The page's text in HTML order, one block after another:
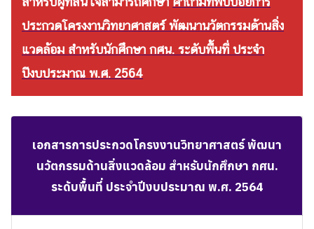
ประกวดโครงงานวิทยาศาสตร์ พัฒนานวัตกรรมด้านสิ่ง
แวดล้อม สำหรับนักศึกษา กศน. ระดับพื้นที่ ประจำ
ปีงบประมาณ พ.ศ. 2564
เอกสารการประกวดโครงงานวิทยาศาสตร์ พัฒนา
นวัตกรรมด้านสิ่งแวดล้อม สำหรับนักศึกษา กศน.
ระดับพื้นที่ ประจำปีงบประมาณ พ.ศ. 2564